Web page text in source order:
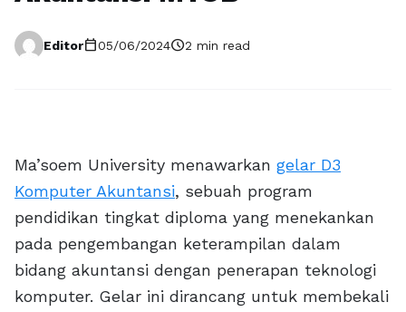
Editorcalendar_today05/06/2024schedule2 min read
Ma’soem University menawarkan gelar D3
Komputer Akuntansi, sebuah program
pendidikan tingkat diploma yang menekankan
pada pengembangan keterampilan dalam
bidang akuntansi dengan penerapan teknologi
komputer. Gelar ini dirancang untuk membekali